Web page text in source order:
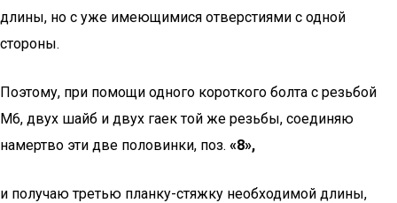
длины, но с уже имеющимися отверстиями с одной
стороны.
Поэтому, при помощи одного короткого болта с резьбой
М6, двух шайб и двух гаек той же резьбы, соединяю
намертво эти две половинки, поз. «8»,
и получаю третью планку-стяжку необходимой длины,